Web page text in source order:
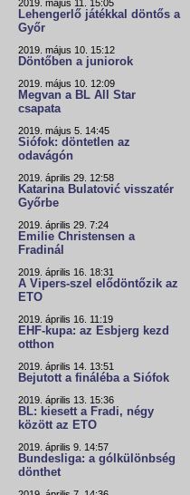
2019. május 11. 15:05
Lehengerlő játékkal döntős a
Győr
2019. május 10. 15:12
Döntőben a juniorok
2019. május 10. 12:09
Megvan a BL All Star
csapata
2019. május 5. 14:45
Siófok: döntetlen az
odavágón
2019. április 29. 12:58
Katarina Bulatović visszatér
Győrbe
2019. április 29. 7:24
Emilie Christensen a
Fradinál
2019. április 16. 18:31
A Vipers-szel elődöntőzik az
ETO
2019. április 16. 11:19
EHF-kupa: az Esbjerg kezd
otthon
2019. április 14. 13:51
Bejutott a fináléba a Siófok
2019. április 13. 15:36
BL: kiesett a Fradi, négy
között az ETO
2019. április 9. 14:57
Bundesliga: a gólkülönbség
dönthet